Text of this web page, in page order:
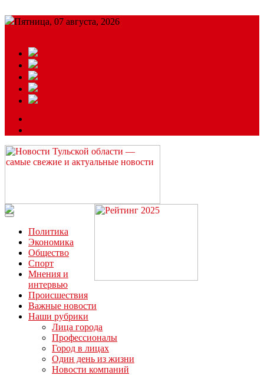
Пятница, 07 августа, 2026
Читайте последние новости дня в Тульской области на сайте
“ЗаНовомосковск”
Политика
Экономика
Общество
Спорт
Мнения и
интервью
Происшествия
Важные новости
Наши рубрики
Лица города
Профессионалы
Город в лицах
Один день из жизни
Новости компаний